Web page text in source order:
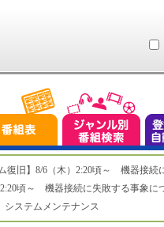
復旧】8/6（木）2:20頃～ 機器接続
2:20頃～ 機器接続に失敗する事象に
システムメンテナンス